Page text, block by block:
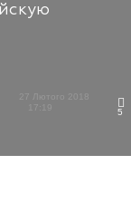
27 Лютого 2018
17:19
5